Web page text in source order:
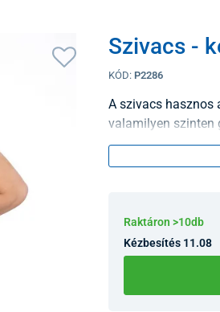
Szivacs -
KÓD: P2286
A szivacs hasznos
valamilyen szinten
Raktáron >10db
Kézbesítés 11.08